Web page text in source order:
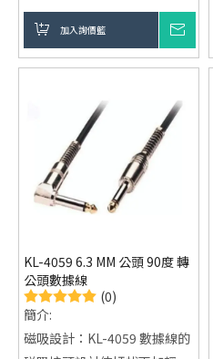
抗磨損，能長時間穩定運行。
支援即插即用設計，無需安裝
加入詢價籃
KL-4059 6.3 MM 公頭 90度 轉
公頭數據線
(0)
簡介:
磁吸設計：KL-4059 數據線的